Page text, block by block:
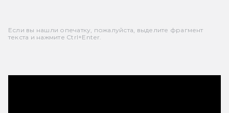
Если вы нашли опечатку, пожалуйста, выделите фрагмент
текста и нажмите Ctrl+Enter.